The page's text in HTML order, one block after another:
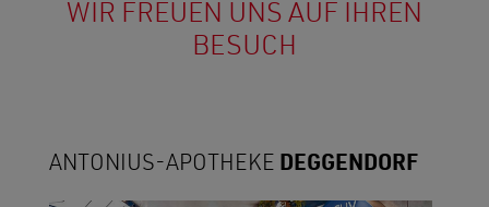
WIR FREUEN UNS AUF IHREN
BESUCH
ANTONIUS-APOTHEKE DEGGENDORF